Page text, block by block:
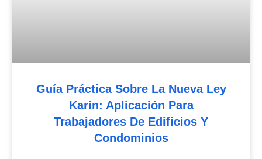
Guía Práctica Sobre La Nueva Ley
Karin: Aplicación Para
Trabajadores De Edificios Y
Condominios